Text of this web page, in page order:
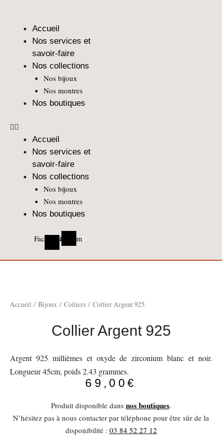
contenu
Accueil
Nos services et
savoir-faire
Nos collections
Nos bijoux
Nos montres
Nos boutiques
Accueil
Nos services et
savoir-faire
Nos collections
Nos bijoux
Nos montres
Nos boutiques
Facebook-Instagram
Accueil / Bijoux / Colliers / Collier Argent 925
Collier Argent 925
Argent 925 millièmes et oxyde de zirconium blanc et noir.
Longueur 45cm, poids 2.43 grammes.
69,00€
Produit disponible dans nos boutiques.
N’hésitez pas à nous contacter par téléphone pour être sûr de la
disponibilité : 03 84 52 27 12
sont pas
facultatifs. Ils
fonctionnement